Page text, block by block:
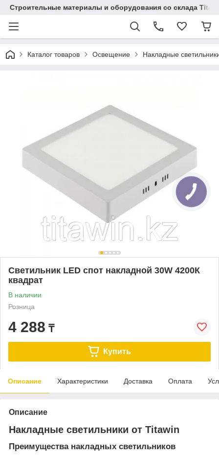
Строительные материалы и оборудования со склада
Каталог товаров Освещение Накладные
Светильник LED спот накладной 30W 4200К
квадрат
В наличии
Розница
4 288 ₸
Купить
Описание Характеристики Доставка Оплата
Описание
Накладные светильники от Titawin
Преимущества накладных светильников